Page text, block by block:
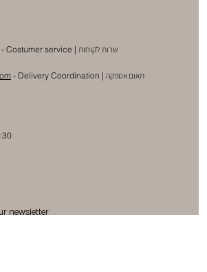
Costumer service | שרות לקוחות
- Delivery Coordination | תאום אספקה
newsletter